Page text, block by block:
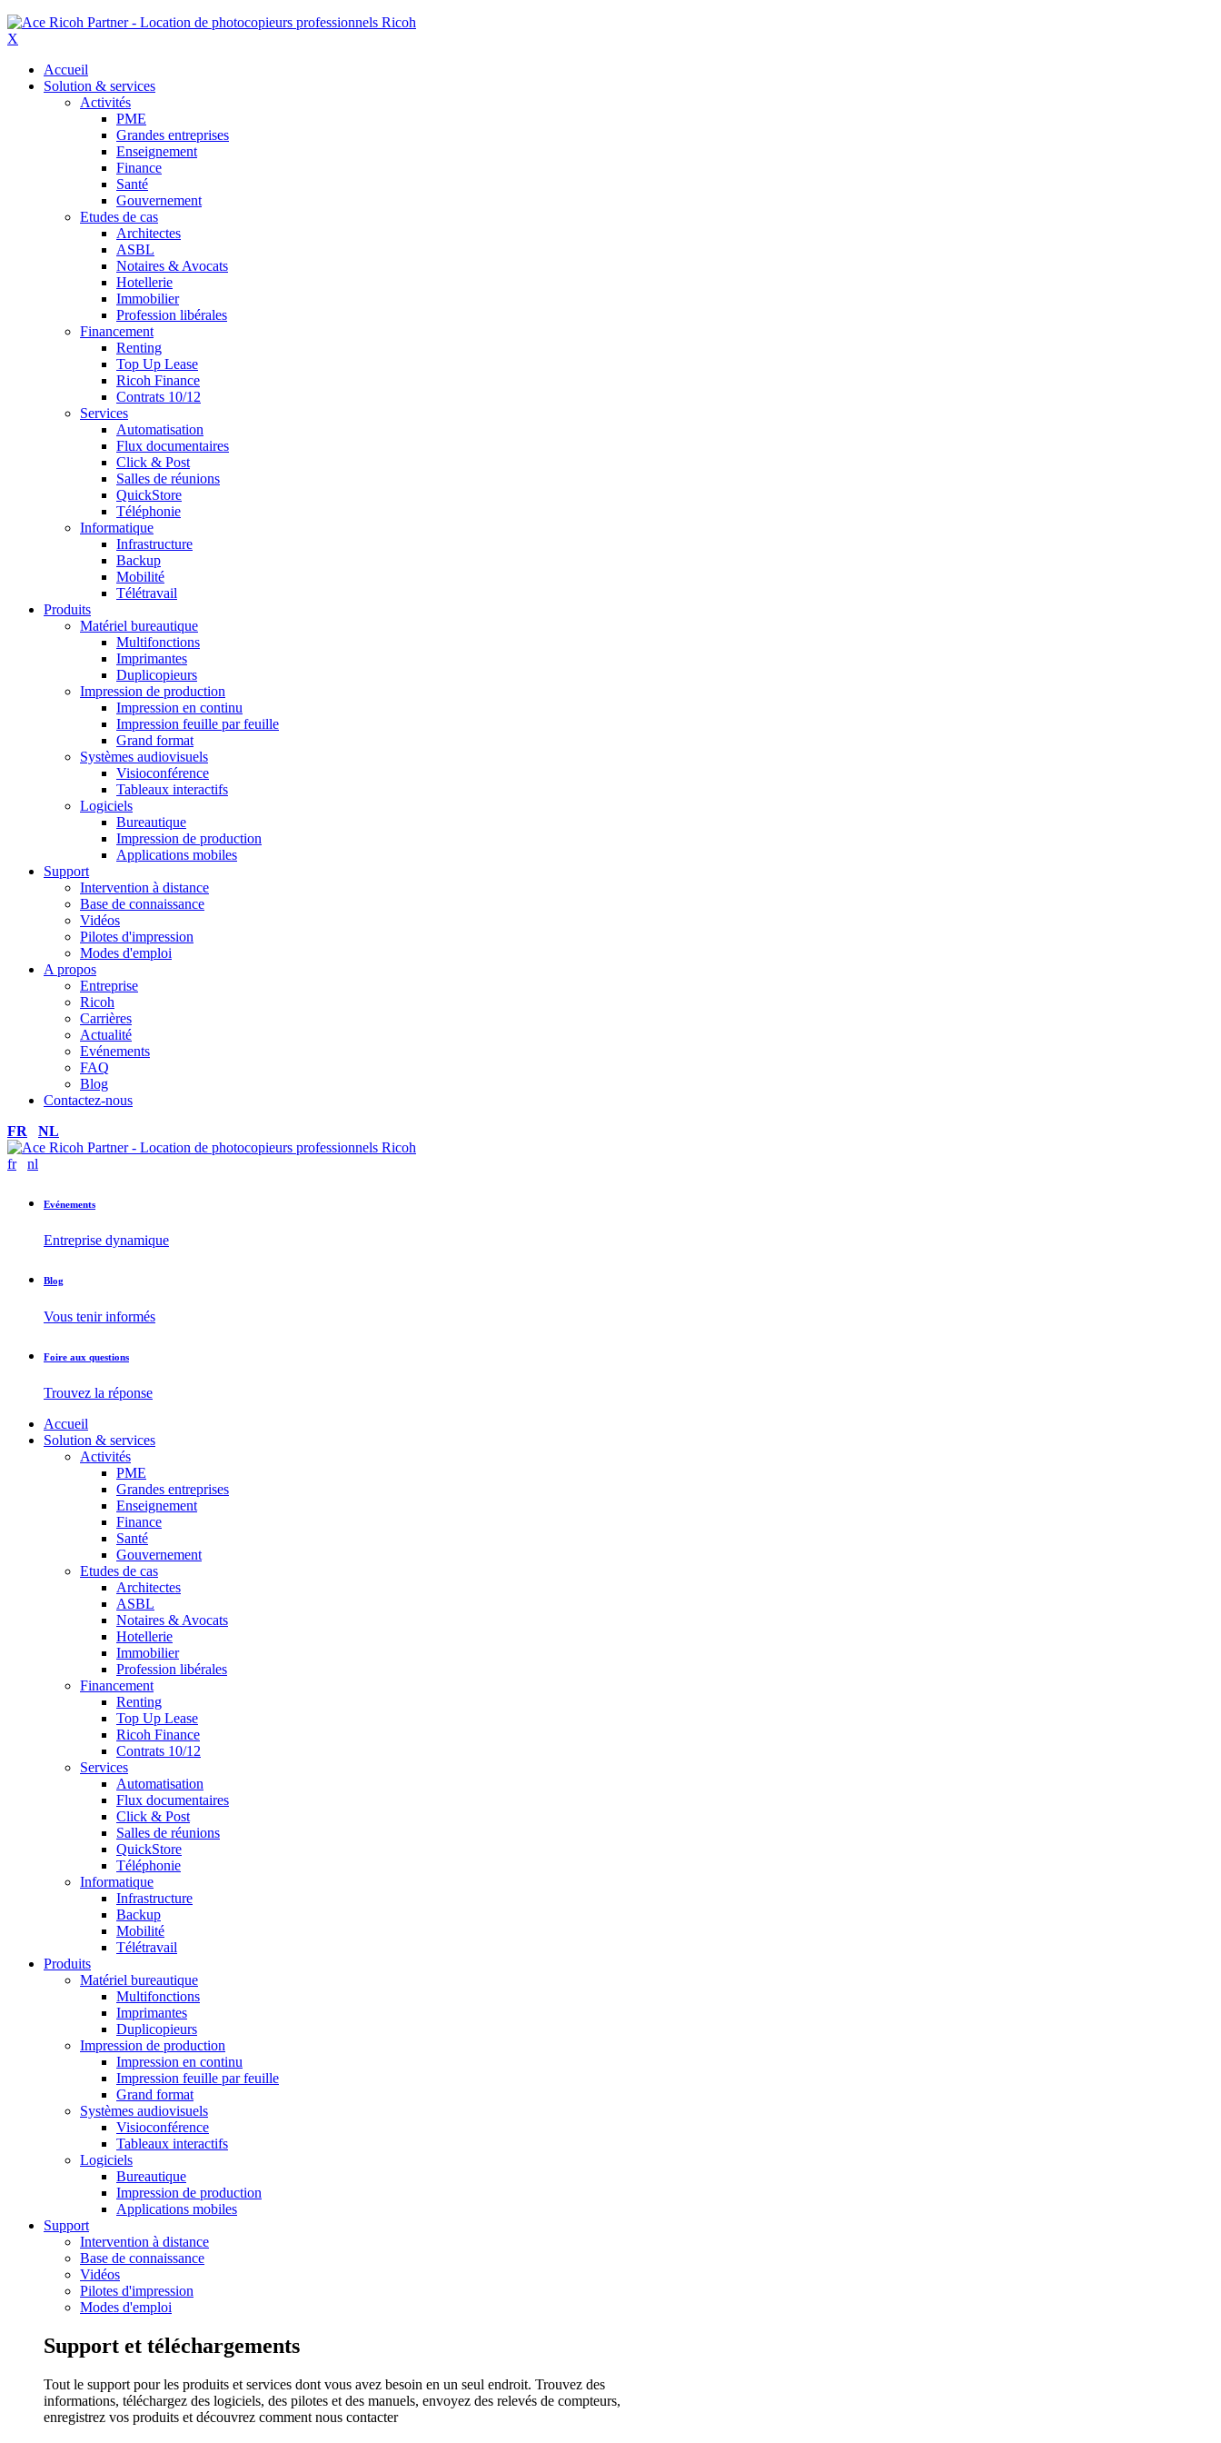
X
Accueil
Solution & services
Activités
PME
Grandes entreprises
Enseignement
Finance
Santé
Gouvernement
Etudes de cas
Architectes
ASBL
Notaires & Avocats
Hotellerie
Immobilier
Profession libérales
Financement
Renting
Top Up Lease
Ricoh Finance
Contrats 10/12
Services
Automatisation
Flux documentaires
Click & Post
Salles de réunions
QuickStore
Téléphonie
Informatique
Infrastructure
Backup
Mobilité
Télétravail
Produits
Matériel bureautique
Multifonctions
Imprimantes
Duplicopieurs
Impression de production
Impression en continu
Impression feuille par feuille
Grand format
Systèmes audiovisuels
Visioconférence
Tableaux interactifs
Logiciels
Bureautique
Impression de production
Applications mobiles
Support
Intervention à distance
Base de connaissance
Vidéos
Pilotes d'impression
Modes d'emploi
A propos
Entreprise
Ricoh
Carrières
Actualité
Evénements
FAQ
Blog
Contactez-nous
FR
NL
fr nl
Evénements
Entreprise dynamique
Blog
Vous tenir informés
Foire aux questions
Trouvez la réponse
Accueil
Solution & services
Activités
PME
Grandes entreprises
Enseignement
Finance
Santé
Gouvernement
Etudes de cas
Architectes
ASBL
Notaires & Avocats
Hotellerie
Immobilier
Profession libérales
Financement
Renting
Top Up Lease
Ricoh Finance
Contrats 10/12
Services
Automatisation
Flux documentaires
Click & Post
Salles de réunions
QuickStore
Téléphonie
Informatique
Infrastructure
Backup
Mobilité
Télétravail
Produits
Matériel bureautique
Multifonctions
Imprimantes
Duplicopieurs
Impression de production
Impression en continu
Impression feuille par feuille
Grand format
Systèmes audiovisuels
Visioconférence
Tableaux interactifs
Logiciels
Bureautique
Impression de production
Applications mobiles
Support
Intervention à distance
Base de connaissance
Vidéos
Pilotes d'impression
Modes d'emploi
Support et téléchargements
Tout le support pour les produits et services dont vous avez besoin en un seul endroit. Trouvez des
informations, téléchargez des logiciels, des pilotes et des manuels, envoyez des relevés de compteurs,
enregistrez vos produits et découvrez comment nous contacter